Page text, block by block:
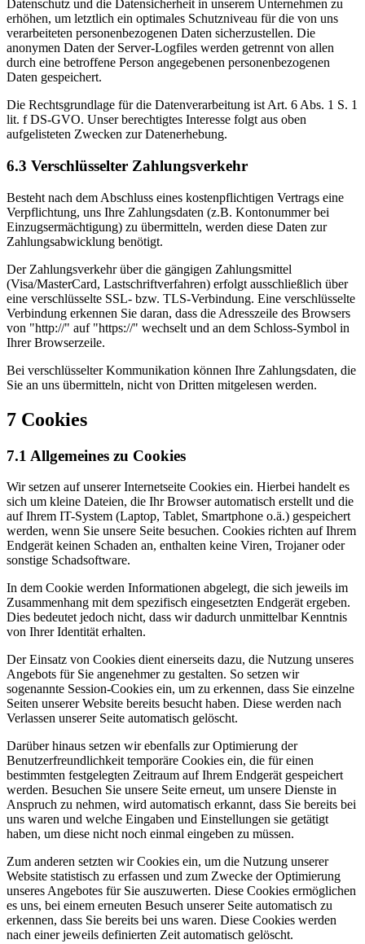
Datenschutz und die Datensicherheit in unserem Unternehmen zu
erhöhen, um letztlich ein optimales Schutzniveau für die von uns
verarbeiteten personenbezogenen Daten sicherzustellen. Die
anonymen Daten der Server-Logfiles werden getrennt von allen
durch eine betroffene Person angegebenen personenbezogenen
Daten gespeichert.
Die Rechtsgrundlage für die Datenverarbeitung ist Art. 6 Abs. 1 S. 1
lit. f DS-GVO. Unser berechtigtes Interesse folgt aus oben
aufgelisteten Zwecken zur Datenerhebung.
6.3 Verschlüsselter Zahlungsverkehr
Besteht nach dem Abschluss eines kostenpflichtigen Vertrags eine
Verpflichtung, uns Ihre Zahlungsdaten (z.B. Kontonummer bei
Einzugsermächtigung) zu übermitteln, werden diese Daten zur
Zahlungsabwicklung benötigt.
Der Zahlungsverkehr über die gängigen Zahlungsmittel
(Visa/MasterCard, Lastschriftverfahren) erfolgt ausschließlich über
eine verschlüsselte SSL- bzw. TLS-Verbindung. Eine verschlüsselte
Verbindung erkennen Sie daran, dass die Adresszeile des Browsers
von "http://" auf "https://" wechselt und an dem Schloss-Symbol in
Ihrer Browserzeile.
Bei verschlüsselter Kommunikation können Ihre Zahlungsdaten, die
Sie an uns übermitteln, nicht von Dritten mitgelesen werden.
7 Cookies
7.1 Allgemeines zu Cookies
Wir setzen auf unserer Internetseite Cookies ein. Hierbei handelt es
sich um kleine Dateien, die Ihr Browser automatisch erstellt und die
auf Ihrem IT-System (Laptop, Tablet, Smartphone o.ä.) gespeichert
werden, wenn Sie unsere Seite besuchen. Cookies richten auf Ihrem
Endgerät keinen Schaden an, enthalten keine Viren, Trojaner oder
sonstige Schadsoftware.
In dem Cookie werden Informationen abgelegt, die sich jeweils im
Zusammenhang mit dem spezifisch eingesetzten Endgerät ergeben.
Dies bedeutet jedoch nicht, dass wir dadurch unmittelbar Kenntnis
von Ihrer Identität erhalten.
Der Einsatz von Cookies dient einerseits dazu, die Nutzung unseres
Angebots für Sie angenehmer zu gestalten. So setzen wir
sogenannte Session-Cookies ein, um zu erkennen, dass Sie einzelne
Seiten unserer Website bereits besucht haben. Diese werden nach
Verlassen unserer Seite automatisch gelöscht.
Darüber hinaus setzen wir ebenfalls zur Optimierung der
Benutzerfreundlichkeit temporäre Cookies ein, die für einen
bestimmten festgelegten Zeitraum auf Ihrem Endgerät gespeichert
werden. Besuchen Sie unsere Seite erneut, um unsere Dienste in
Anspruch zu nehmen, wird automatisch erkannt, dass Sie bereits bei
uns waren und welche Eingaben und Einstellungen sie getätigt
haben, um diese nicht noch einmal eingeben zu müssen.
Zum anderen setzten wir Cookies ein, um die Nutzung unserer
Website statistisch zu erfassen und zum Zwecke der Optimierung
unseres Angebotes für Sie auszuwerten. Diese Cookies ermöglichen
es uns, bei einem erneuten Besuch unserer Seite automatisch zu
erkennen, dass Sie bereits bei uns waren. Diese Cookies werden
nach einer jeweils definierten Zeit automatisch gelöscht.